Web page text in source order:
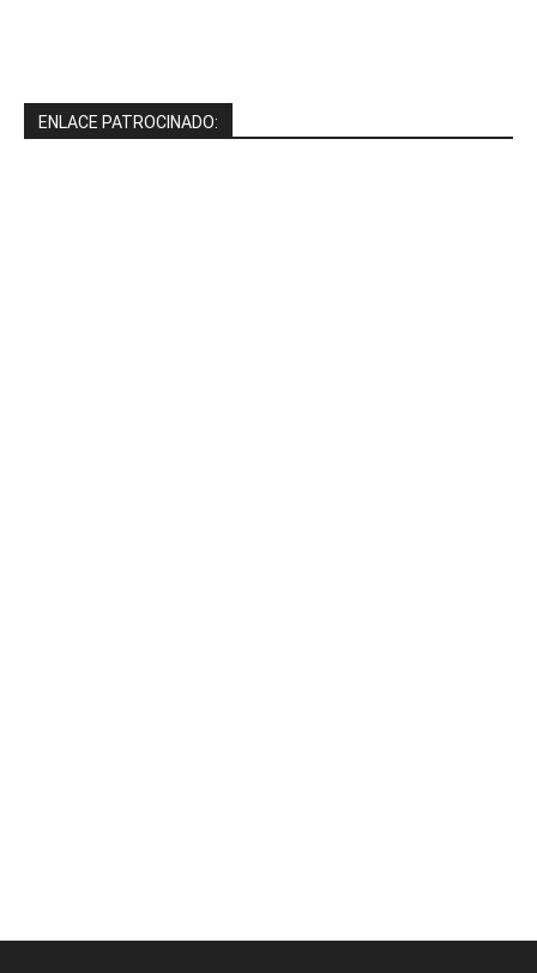
ENLACE PATROCINADO: